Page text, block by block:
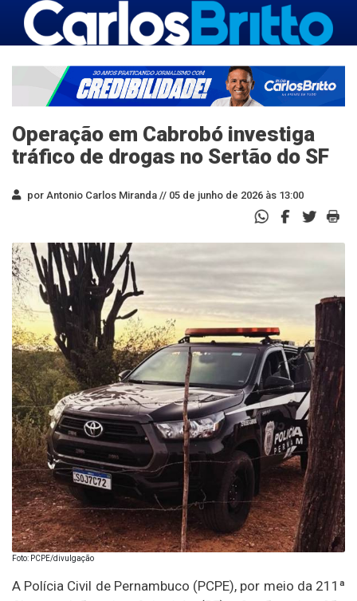
Operação em Cabrobó investiga
tráfico de drogas no Sertão do SF
por Antonio Carlos Miranda // 05 de junho de 2026 às 13:00
Foto: PCPE/divulgação
A Polícia Civil de Pernambuco (PCPE), por meio da 211ª